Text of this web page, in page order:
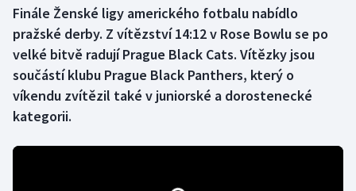
Box
Curling
Dostihy
Florbal
Finále Ženské ligy amerického fotbalu nabídlo
pražské derby. Z vítězství 14:12 v Rose Bowlu se po
velké bitvě radují Prague Black Cats. Vítězky jsou
součástí klubu Prague Black Panthers, který o
víkendu zvítězil také v juniorské a dorostenecké
kategorii.